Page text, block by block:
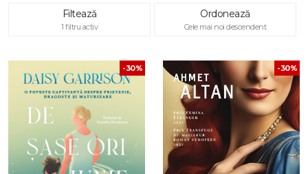
Filtează
1 filtru activ
Ordonează
Cele mai noi descendent
-30% -30%